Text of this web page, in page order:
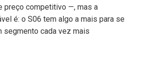
preço competitivo —, mas a
é: o S06 tem algo a mais para se
segmento cada vez mais